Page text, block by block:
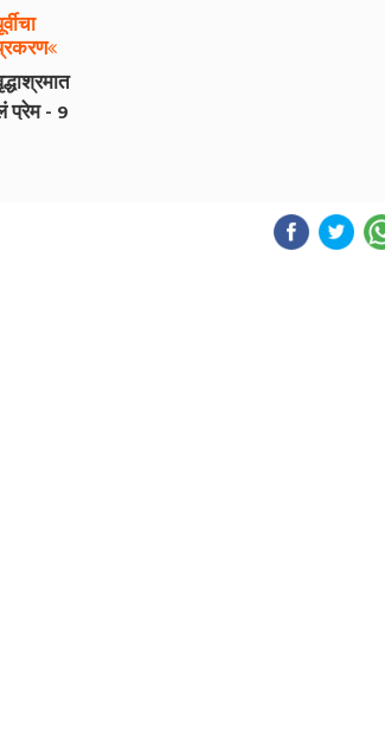
प्रेम - 9